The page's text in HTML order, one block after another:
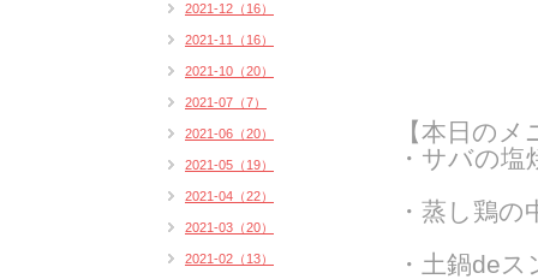
【本日のメ
・サバの塩
・蒸し鶏の
・土鍋de
2021-12（16）
2021-11（16）
2021-10（20）
2021-07（7）
2021-06（20）
2021-05（19）
2021-04（22）
2021-03（20）
2021-02（13）